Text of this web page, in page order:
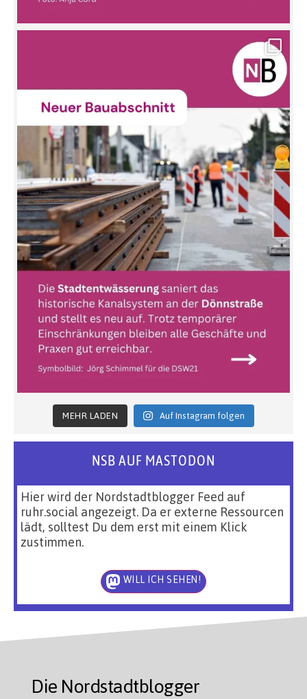
MEHR LADEN Auf Instagram folgen
NSB AUF MASTODON
Hier wird der Nordstadtblogger Feed auf
ruhr.social angezeigt. Da er externe Ressourcen
lädt, solltest Du dem erst mit einem Klick
zustimmen.
WILL ICH SEHEN!
Die Nordstadtblogger